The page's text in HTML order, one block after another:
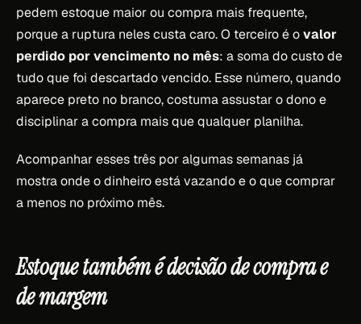
pedem estoque maior ou compra mais frequente,
porque a ruptura neles custa caro. O terceiro é ovalor
perdido por vencimento no mês: a soma do custo de
tudo que foi descartado vencido. Esse número, quando
aparece preto no branco, costuma assustar o dono e
disciplinar a compra mais que qualquer planilha.
Acompanhar esses três por algumas semanas já
mostra onde o dinheiro está vazando e o que comprar
a menos no próximo mês.
Estoque também é decisão de compra e
de margem